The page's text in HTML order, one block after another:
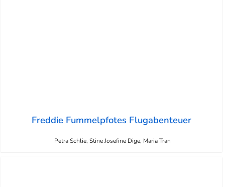
Freddie Fummelpfotes Flugabenteuer
Petra Schlie, Stine Josefine Dige, Maria Tran